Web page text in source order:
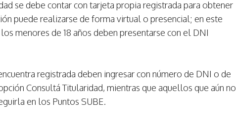
se debe contar con tarjeta propia registrada para obtener
puede realizarse de forma virtual o presencial; en este
menores de 18 años deben presentarse con el DNI
registrada deben ingresar con número de DNI o de
Consultá Titularidad, mientras que aquellos que aún no
en los Puntos SUBE.